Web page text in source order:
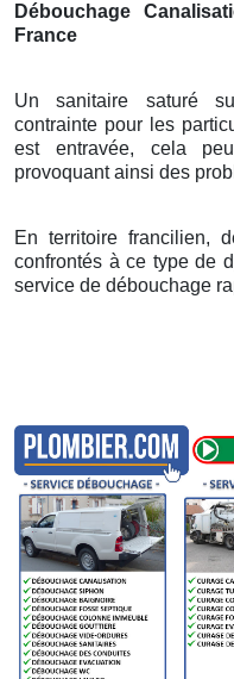
Débouchage
France
Un sanitaire saturé
contrainte pour les
est entravée, cela
provoquant ainsi des
En territoire francilien,
confrontés à ce type de
service de débouchage